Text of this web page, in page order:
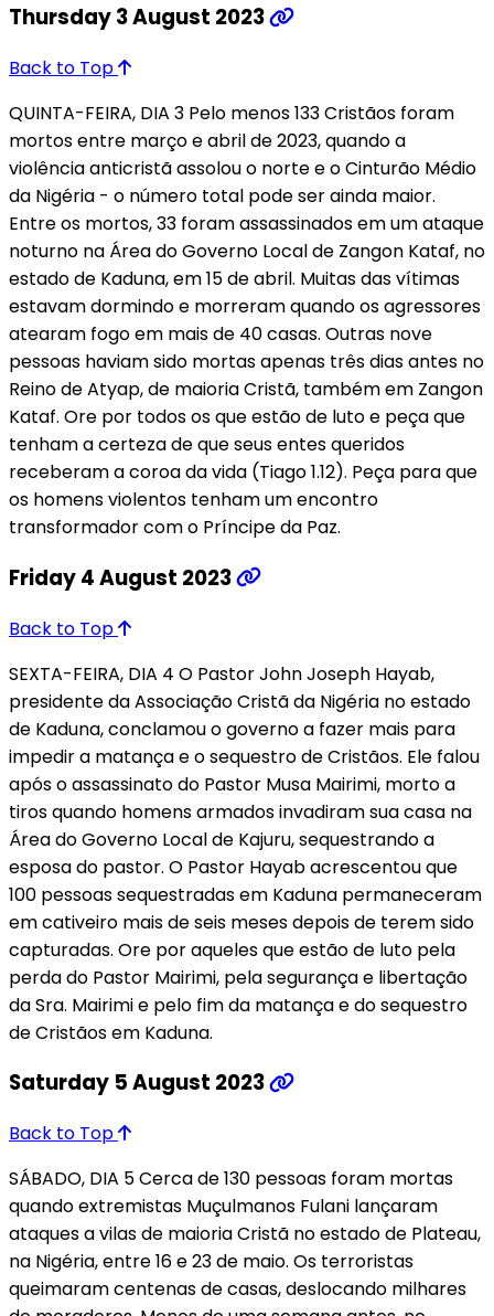
Thursday 3 August 2023
Back to Top
QUINTA-FEIRA, DIA 3 Pelo menos 133 Cristãos foram
mortos entre março e abril de 2023, quando a
violência anticristã assolou o norte e o Cinturão Médio
da Nigéria - o número total pode ser ainda maior.
Entre os mortos, 33 foram assassinados em um ataque
noturno na Área do Governo Local de Zangon Kataf, no
estado de Kaduna, em 15 de abril. Muitas das vítimas
estavam dormindo e morreram quando os agressores
atearam fogo em mais de 40 casas. Outras nove
pessoas haviam sido mortas apenas três dias antes no
Reino de Atyap, de maioria Cristã, também em Zangon
Kataf. Ore por todos os que estão de luto e peça que
tenham a certeza de que seus entes queridos
receberam a coroa da vida (Tiago 1.12). Peça para que
os homens violentos tenham um encontro
transformador com o Príncipe da Paz.
Friday 4 August 2023
Back to Top
SEXTA-FEIRA, DIA 4 O Pastor John Joseph Hayab,
presidente da Associação Cristã da Nigéria no estado
de Kaduna, conclamou o governo a fazer mais para
impedir a matança e o sequestro de Cristãos. Ele falou
após o assassinato do Pastor Musa Mairimi, morto a
tiros quando homens armados invadiram sua casa na
Área do Governo Local de Kajuru, sequestrando a
esposa do pastor. O Pastor Hayab acrescentou que
100 pessoas sequestradas em Kaduna permaneceram
em cativeiro mais de seis meses depois de terem sido
capturadas. Ore por aqueles que estão de luto pela
perda do Pastor Mairimi, pela segurança e libertação
da Sra. Mairimi e pelo fim da matança e do sequestro
de Cristãos em Kaduna.
Saturday 5 August 2023
Back to Top
SÁBADO, DIA 5 Cerca de 130 pessoas foram mortas
quando extremistas Muçulmanos Fulani lançaram
ataques a vilas de maioria Cristã no estado de Plateau,
na Nigéria, entre 16 e 23 de maio. Os terroristas
queimaram centenas de casas, deslocando milhares